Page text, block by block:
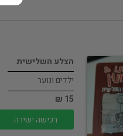
הצלע השלישית
ילדים ונוער
15 ₪
רכישה ישירה